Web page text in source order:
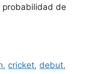
probabilidad de
, cricket, debut,